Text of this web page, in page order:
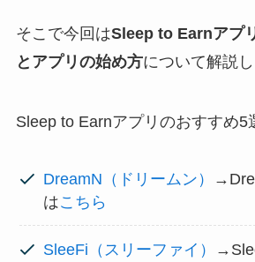
そこで今回はSleep to Earnアプ
とアプリの始め方について解説し
Sleep to Earnアプリのおすすめ5
DreamN（ドリームン）
はこちら
SleeFi（スリーファイ）